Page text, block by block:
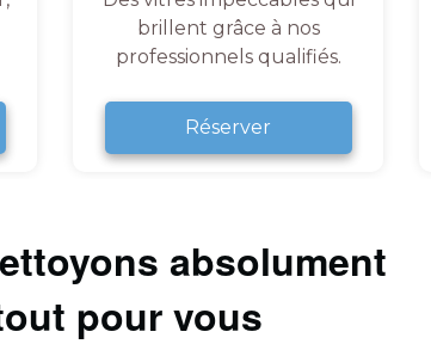
brillent grâce à nos
professionnels qualifiés.
Réserver
absolument
pour vous